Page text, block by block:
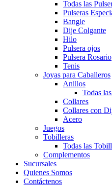
Todas las
Pulseras
Bangle
Dije Colgante
Hilo
Pulsera ojos
Pulsera Rosario
Tenis
Joyas para Caballeros
Anillos
Todas
Collares
Collares con
Acero
Juegos
Tobilleras
Todas las
Complementos
Sucursales
Quienes Somos
Contáctenos